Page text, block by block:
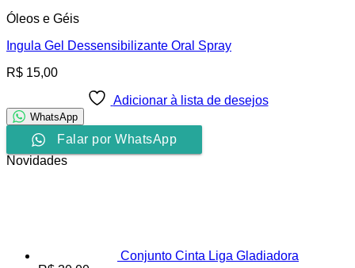
Óleos e Géis
Ingula Gel Dessensibilizante Oral Spray
R$ 15,00
Adicionar à lista de desejos
WhatsApp
Falar por WhatsApp
Novidades
Conjunto Cinta Liga Gladiadora